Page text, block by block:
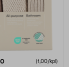
arvostelut (1,00/kpl)